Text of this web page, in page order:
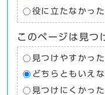
役に立たなかった
このページは見つ
見つけやすかった
どちらともいえ
見つけにくかった